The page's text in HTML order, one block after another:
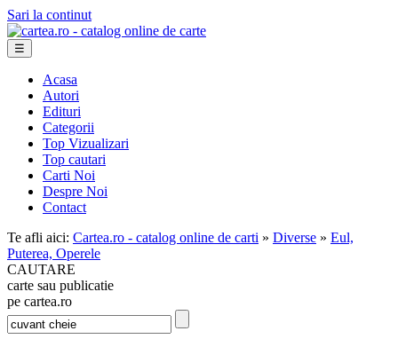
Sari la continut
☰
Acasa
Autori
Edituri
Categorii
Top Vizualizari
Top cautari
Carti Noi
Despre Noi
Contact
Te afli aici: Cartea.ro - catalog online de carti » Diverse » Eul,
Puterea, Operele
CAUTARE
carte sau publicatie
pe cartea.ro